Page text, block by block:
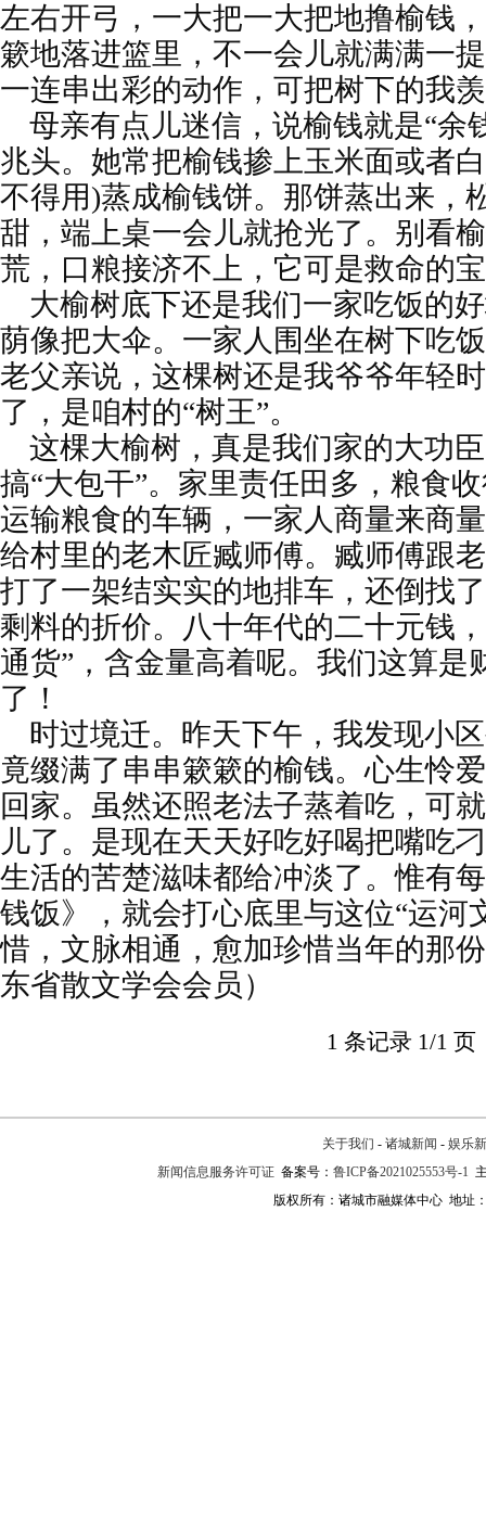
左右开弓，一大把一大把地撸榆钱
簌地落进篮里，不一会儿就满满一
一连串出彩的动作，可把树下的我
母亲有点儿迷信，说榆钱就是“余
兆头。她常把榆钱掺上玉米面或者
不得用)蒸成榆钱饼。那饼蒸出来，
甜，端上桌一会儿就抢光了。别看
荒，口粮接济不上，它可是救命的
大榆树底下还是我们一家吃饭的
荫像把大伞。一家人围坐在树下吃
老父亲说，这棵树还是我爷爷年轻
了，是咱村的“树王”。
这棵大榆树，真是我们家的大功
搞“大包干”。家里责任田多，粮食
运输粮食的车辆，一家人商量来商
给村里的老木匠臧师傅。臧师傅跟
打了一架结实实的地排车，还倒找
剩料的折价。八十年代的二十元钱
通货”，含金量高着呢。我们这算是
了！
时过境迁。昨天下午，我发现小
竟缀满了串串簌簌的榆钱。心生怜
回家。虽然还照老法子蒸着吃，可
儿了。是现在天天好吃好喝把嘴吃
生活的苦楚滋味都给冲淡了。惟有
钱饭》，就会打心底里与这位“运河
惜，文脉相通，愈加珍惜当年的那
东省散文学会会员）
1 条记录 1/1 页
关于我们 - 诸城新闻 - 娱乐
新闻信息服务许可证备案号： 鲁ICP备2021025553号-1
版权所有：诸城市融媒体中心 地址